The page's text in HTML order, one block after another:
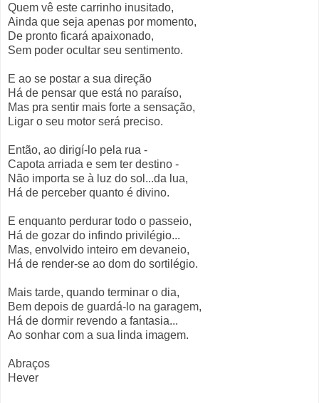
Quem vê este carrinho inusitado,
Ainda que seja apenas por momento,
De pronto ficará apaixonado,
Sem poder ocultar seu sentimento.
E ao se postar a sua direção
Há de pensar que está no paraíso,
Mas pra sentir mais forte a sensação,
Ligar o seu motor será preciso.
Então, ao dirigí-lo pela rua -
Capota arriada e sem ter destino -
Não importa se à luz do sol...da lua,
Há de perceber quanto é divino.
E enquanto perdurar todo o passeio,
Há de gozar do infindo privilégio...
Mas, envolvido inteiro em devaneio,
Há de render-se ao dom do sortilégio.
Mais tarde, quando terminar o dia,
Bem depois de guardá-lo na garagem,
Há de dormir revendo a fantasia...
Ao sonhar com a sua linda imagem.
Abraços
Hever